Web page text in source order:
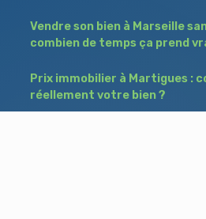
Vendre son bien à Marseille
combien de temps ça prend
Prix immobilier à Martigues :
réellement votre bien ?